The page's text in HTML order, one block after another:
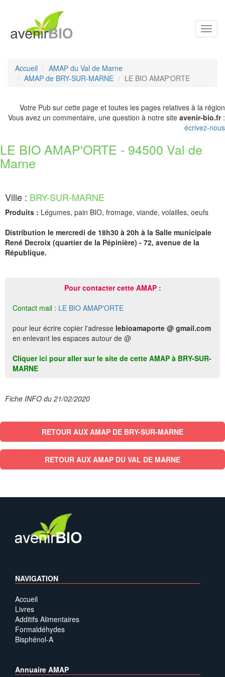
Accueil
AMAP du Val de Marne
AMAP de BRY-SUR-MARNE
LE BIO AMAP'ORTE
Votre Pub sur cette page et toutes les pages relatives à la région
Vous avez un commentaire, une question à notre site avenir-bio.fr:
écrivez-nous
LE BIO AMAP'ORTE - 94500 Val de
Marne
Ville : BRY-SUR-MARNE
Produits : Légumes, pain BIO, fromage, viande, volailles, oeufs
Distribution le mercredi de 18h30 à 20h à la Salle municipale
René Decroix (quartier de la Pépinière) - 72, avenue de la
République.
Pour contacter cette AMAP :
Contact mail : LE BIO AMAP'ORTE
pour leur écrire copier l'adresse lebioamaporte @ gmail.com
en enlevant les espaces autour de @
Cliquer ici pour aller sur le site de cette AMAP à BRY-SUR-
MARNE
Fiche INFO du 21/02/2020
RETOUR AUX AMAP DE BRY-SUR-MARNE
RETOUR AUX AMAP DU VAL DE MARNE
NAVIGATION
Accueil
Livres
Additifs Alimentaires
Formaldéhydes
Bisphénol-A
Annuaire AMAP